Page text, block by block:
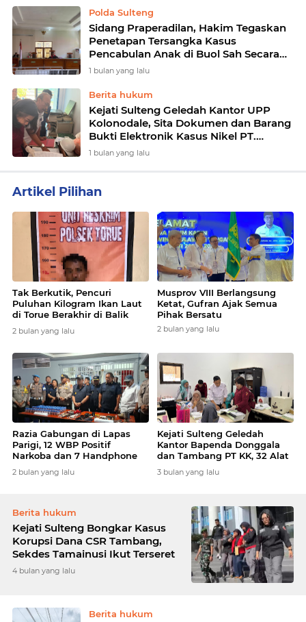
Polda Sulteng
Sidang Praperadilan, Hakim Tegaskan
Penetapan Tersangka Kasus
Pencabulan Anak di Buol Sah Secara
Hukum
1 bulan yang lalu
Berita hukum
Kejati Sulteng Geledah Kantor UPP
Kolonodale, Sita Dokumen dan Barang
Bukti Elektronik Kasus Nikel PT.
Cocoman
1 bulan yang lalu
Artikel Pilihan
Tak Berkutik, Pencuri
Puluhan Kilogram Ikan Laut
di Torue Berakhir di Balik
2 bulan yang lalu
Musprov VIII Berlangsung
Ketat, Gufran Ajak Semua
Pihak Bersatu
2 bulan yang lalu
Razia Gabungan di Lapas
Parigi, 12 WBP Positif
Narkoba dan 7 Handphone
2 bulan yang lalu
Kejati Sulteng Geledah
Kantor Bapenda Donggala
dan Tambang PT KK, 32 Alat
3 bulan yang lalu
Berita hukum
Kejati Sulteng Bongkar Kasus
Korupsi Dana CSR Tambang,
Sekdes Tamainusi Ikut Terseret
4 bulan yang lalu
Berita hukum